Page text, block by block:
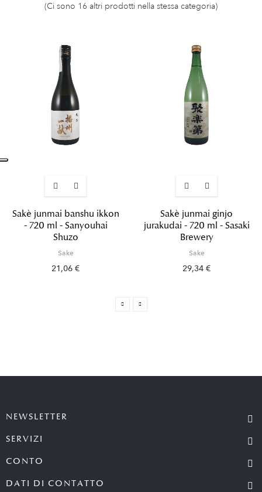
(Ci sono 16 altri prodotti nella stessa categoria)
Sakè junmai banshu ikkon
- 720 ml - Sanyouhai
Shuzo
Sake
21,06 €
Sakè junmai ginjo
jurakudai - 720 ml - Sasaki
Brewery
Sake
29,34 €
NEWSLETTER
SERVIZI
CONTO
DATI DI CONTATTO